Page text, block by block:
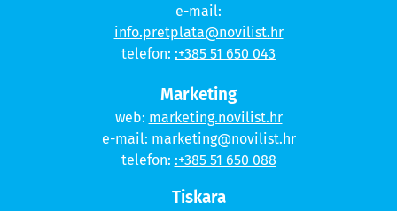
e-mail:
info.pretplata@novilist.hr
telefon: :+385 51 650 043
Marketing
web: marketing.novilist.hr
e-mail: marketing@novilist.hr
telefon: :+385 51 650 088
Tiskara